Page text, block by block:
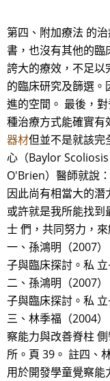
第四、附加療法 的
書，也沒有其他的臨
誇大的療效，不足以
的臨床研究及篩選
進的空間。 最後，
種治療方式能確實有
器材但並不是就該完
心（Baylor
O'Brien）醫師就說
因此尚有相當大的
或許就是我所能找
士 們，共同努力，
一、孫鴻明（2007
子與臨床探討。私
二、孫鴻明（2007
子與臨床探討。私
三、林季福（2004
察能力與改善脊柱
所。頁 39。 註四、
用於開發學童覺察